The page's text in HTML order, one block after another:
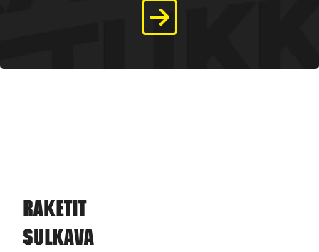
Raketit
Sulkava